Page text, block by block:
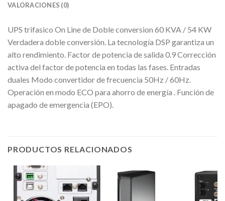
VALORACIONES (0)
UPS trifasico On Line de Doble conversion 60 KVA / 54 KW
Verdadera doble conversión. La tecnología DSP garantiza un
alto rendimiento. Factor de potencia de salida 0.9 Corrección
activa del factor de potencia en todas las fases. Entradas
duales Modo convertidor de frecuencia 50Hz / 60Hz.
Operación en modo ECO para ahorro de energía . Función de
apagado de emergencia (EPO).
PRODUCTOS RELACIONADOS